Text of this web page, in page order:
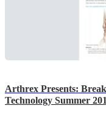
Arthrex Presents:
Technology Summer